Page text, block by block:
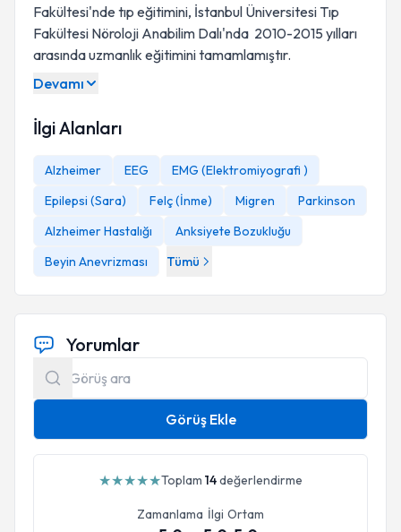
Fakültesi'nde tıp eğitimini, İstanbul Üniversitesi Tıp
Fakültesi Nöroloji Anabilim Dalı'nda 2010-2015 yılları
arasında uzmanlık eğitimini tamamlamıştır.
Devamı
İlgi Alanları
Alzheimer EEG
EMG (Elektromiyografi )
Epilepsi (Sara)
Felç (İnme) Migren
Parkinson
Alzheimer Hastalığı
Anksiyete Bozukluğu
Beyin Anevrizması
Tümü
Yorumlar
Görüş Ekle
★★★★★Toplam 14değerlendirme
Zamanlama İlgi Ortam